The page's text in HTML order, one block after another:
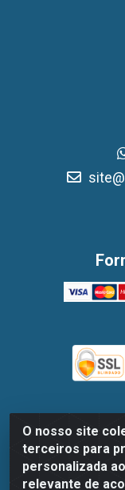
O nosso site
terceiros para
personalizada
relevante de
Dispan
Marechal
Recife/PE - CEP